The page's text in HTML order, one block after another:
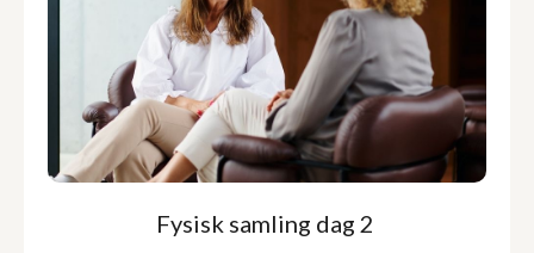
Fysisk samling dag 2